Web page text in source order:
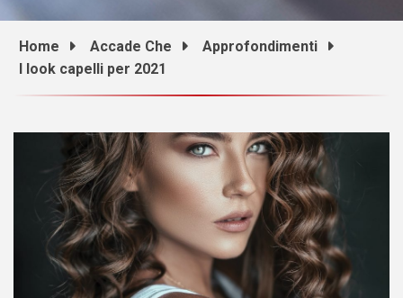
Home Accade Che
Approfondimenti
I look capelli per 2021